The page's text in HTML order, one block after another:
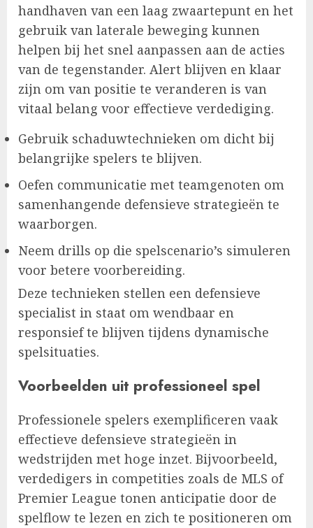
handhaven van een laag zwaartepunt en het
gebruik van laterale beweging kunnen
helpen bij het snel aanpassen aan de acties
van de tegenstander. Alert blijven en klaar
zijn om van positie te veranderen is van
vitaal belang voor effectieve verdediging.
Gebruik schaduwtechnieken om dicht bij
belangrijke spelers te blijven.
Oefen communicatie met teamgenoten om
samenhangende defensieve strategieën te
waarborgen.
Neem drills op die spelscenario’s simuleren
voor betere voorbereiding.
Deze technieken stellen een defensieve
specialist in staat om wendbaar en
responsief te blijven tijdens dynamische
spelsituaties.
Voorbeelden uit professioneel spel
Professionele spelers exemplificeren vaak
effectieve defensieve strategieën in
wedstrijden met hoge inzet. Bijvoorbeeld,
verdedigers in competities zoals de MLS of
Premier League tonen anticipatie door de
spelflow te lezen en zich te positioneren om